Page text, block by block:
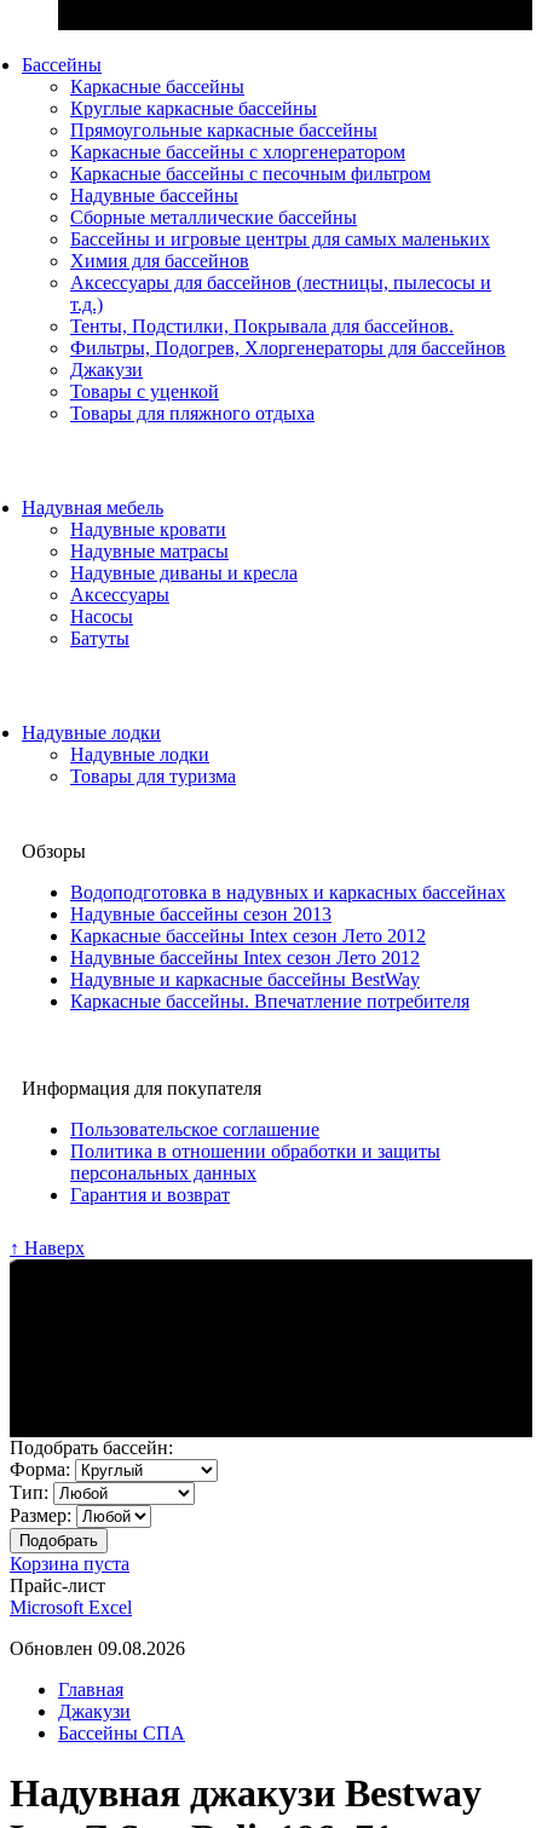
Бассейны
Каркасные бассейны
Круглые каркасные бассейны
Прямоугольные каркасные бассейны
Каркасные бассейны с хлоргенератором
Каркасные бассейны с песочным фильтром
Надувные бассейны
Сборные металлические бассейны
Бассейны и игровые центры для самых маленьких
Химия для бассейнов
Аксессуары для бассейнов (лестницы, пылесосы и
т.д.)
Тенты, Подстилки, Покрывала для бассейнов.
Фильтры, Подогрев, Хлоргенераторы для бассейнов
Джакузи
Товары с уценкой
Товары для пляжного отдыха
Надувная мебель
Надувные кровати
Надувные матрасы
Надувные диваны и кресла
Аксессуары
Насосы
Батуты
Надувные лодки
Надувные лодки
Товары для туризма
Обзоры
Водоподготовка в надувных и каркасных бассейнах
Надувные бассейны сезон 2013
Каркасные бассейны Intex сезон Лето 2012
Надувные бассейны Intex сезон Лето 2012
Надувные и каркасные бассейны BestWay
Каркасные бассейны. Впечатление потребителя
Информация для покупателя
Пользовательское соглашение
Политика в отношении обработки и защиты
персональных данных
Гарантия и возврат
↑ Наверх
Подобрать бассейн:
Форма:
Тип:
Размер:
Корзина пуста
Прайс-лист
Microsoft Excel
Обновлен 09.08.2026
Главная
Джакузи
Бассейны СПА
Надувная джакузи Bestway